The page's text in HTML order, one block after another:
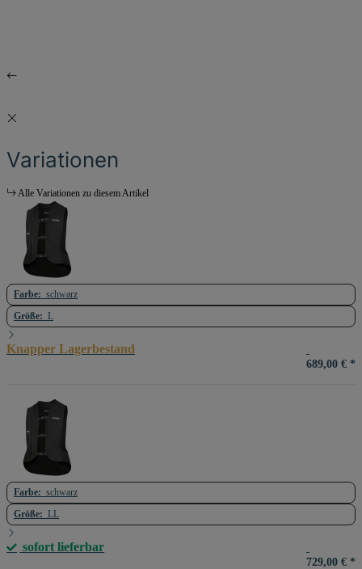
Variationen
Alle Variationen zu diesem Artikel
Farbe: schwarz
Größe: L
Knapper Lagerbestand
689,00 € *
Farbe: schwarz
Größe: LL
sofort lieferbar
729,00 € *